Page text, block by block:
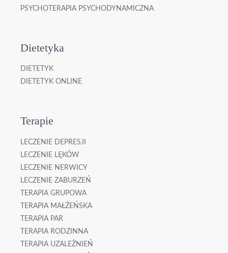
PSYCHOTERAPIA PSYCHODYNAMICZNA
Dietetyka
DIETETYK
DIETETYK ONLINE
Terapie
LECZENIE DEPRESJI
LECZENIE LĘKÓW
LECZENIE NERWICY
LECZENIE ZABURZEŃ
TERAPIA GRUPOWA
TERAPIA MAŁŻEŃSKA
TERAPIA PAR
TERAPIA RODZINNA
TERAPIA UZALEŻNIEŃ